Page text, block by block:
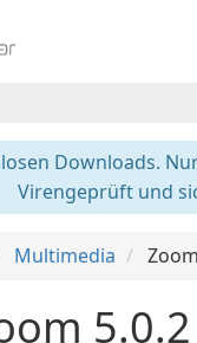
Downloads.
Virengeprüft und
Multimedia Zoom
5.0.2